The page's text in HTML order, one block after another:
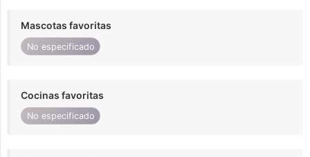
Mascotas favoritas
No especificado
Cocinas favoritas
No especificado